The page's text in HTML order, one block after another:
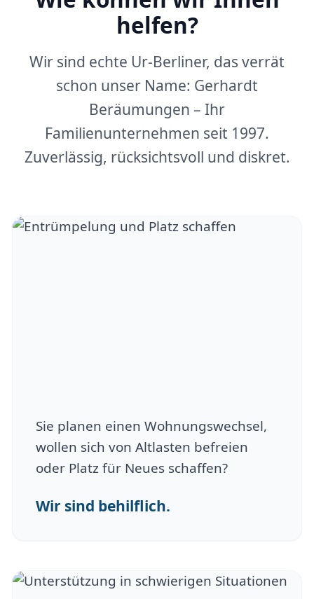
helfen?
Wir sind echte Ur-Berliner, das verrät
schon unser Name: Gerhardt
Beräumungen – Ihr
Familienunternehmen seit 1997.
Zuverlässig, rücksichtsvoll und diskret.
Sie planen einen Wohnungswechsel,
wollen sich von Altlasten befreien
oder Platz für Neues schaffen?
Wir sind behilflich.